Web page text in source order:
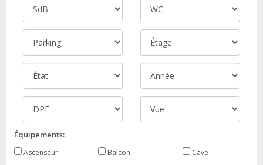
Équipements:
Ascenseur Balcon
Cave